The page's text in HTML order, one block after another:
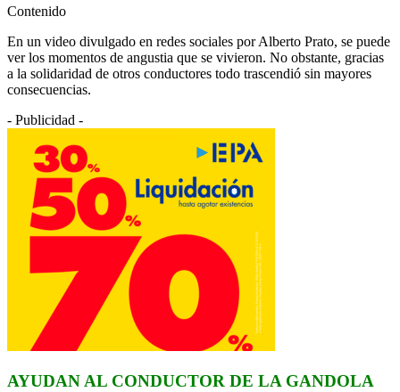
Contenido
En un video divulgado en redes sociales por Alberto Prato, se puede
ver los momentos de angustia que se vivieron. No obstante, gracias
a la solidaridad de otros conductores todo trascendió sin mayores
consecuencias.
- Publicidad -
AYUDAN AL CONDUCTOR DE LA GANDOLA